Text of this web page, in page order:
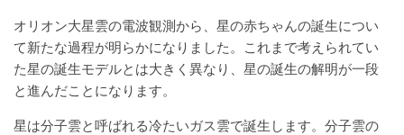
オリオン大星雲の電波観測から、星の赤ちゃんの誕生につい
て新たな過程が明らかになりました。これまで考えられてい
た星の誕生モデルとは大きく異なり、星の誕生の解明が一段
と進んだことになります。
星は分子雲と呼ばれる冷たいガス雲で誕生します。分子雲の